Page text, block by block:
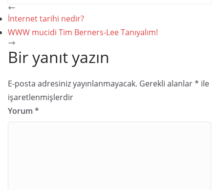
İnternet tarihi nedir?
WWW mucidi Tim Berners-Lee Tanıyalım!
Bir yanıt yazın
E-posta adresiniz yayınlanmayacak. Gerekli alanlar* ile
işaretlenmişlerdir
Yorum *